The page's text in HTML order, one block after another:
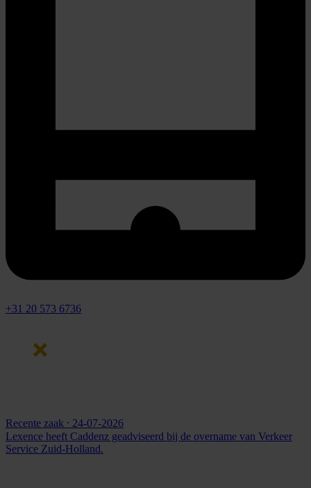
+31 20 573 6736
Recente zaak ⸱ 24-07-2026
Lexence heeft Caddenz geadviseerd bij de overname van Verkeer
Service Zuid-Holland.